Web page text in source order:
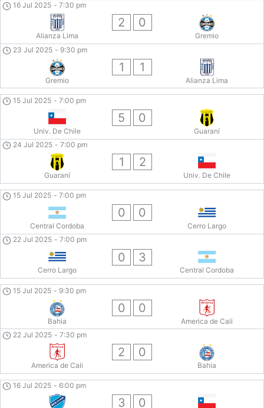
16 Jul 2025 - 7:30 pm
Alianza Lima
2 0
Gremio
23 Jul 2025 - 9:30 pm
Gremio
1 1
Alianza Lima
15 Jul 2025 - 7:00 pm
Univ. De Chile
5 0
Guaraní
24 Jul 2025 - 7:00 pm
Guaraní
1 2
Univ. De Chile
15 Jul 2025 - 7:00 pm
Central Cordoba
0 0
Cerro Largo
22 Jul 2025 - 7:00 pm
Cerro Largo
0 3
Central Cordoba
15 Jul 2025 - 9:30 pm
Bahia
0 0
America de Cali
22 Jul 2025 - 7:30 pm
America de Cali
2 0
Bahia
16 Jul 2025 - 6:00 pm
3 0